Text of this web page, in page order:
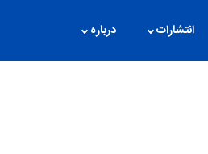
انتشارات درباره